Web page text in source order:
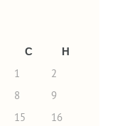
С
Н
1
2
8
9
15
16